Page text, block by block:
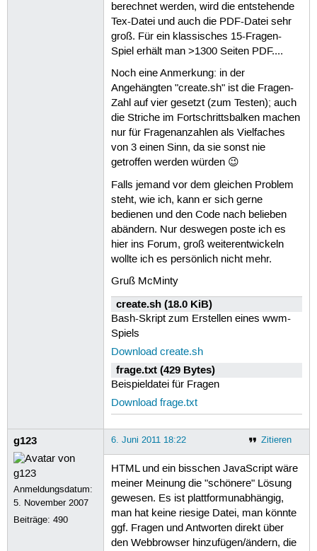
berechnet werden, wird die entstehende
Tex-Datei und auch die PDF-Datei sehr
groß. Für ein klassisches 15-Fragen-
Spiel erhält man >1300 Seiten PDF....
Noch eine Anmerkung: in der
Angehängten "create.sh" ist die Fragen-
Zahl auf vier gesetzt (zum Testen); auch
die Striche im Fortschrittsbalken machen
nur für Fragenanzahlen als Vielfaches
von 3 einen Sinn, da sie sonst nie
getroffen werden würden 😉
Falls jemand vor dem gleichen Problem
steht, wie ich, kann er sich gerne
bedienen und den Code nach belieben
abändern. Nur deswegen poste ich es
hier ins Forum, groß weiterentwickeln
wollte ich es persönlich nicht mehr.
Gruß McMinty
create.sh (18.0 KiB)
Bash-Skript zum Erstellen eines wwm-
Spiels
Download create.sh
frage.txt (429 Bytes)
Beispieldatei für Fragen
Download frage.txt
g123
Anmeldungsdatum:
5. November 2007
Beiträge:490
Zitieren
6. Juni 2011 18:22
HTML und ein bisschen JavaScript wäre
meiner Meinung die "schönere" Lösung
gewesen. Es ist plattformunabhängig,
man hat keine riesige Datei, man könnte
ggf. Fragen und Antworten direkt über
den Webbrowser hinzufügen/ändern, die